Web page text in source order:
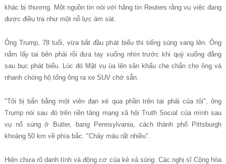
khác bị thương. Một nguồn tin nói với hãng tin Reuters rằng vụ việc đang
được điều tra nhưmột nỗl ực ám sát.
Ông Trump, 78 tuổi, vừa bắtđầu phát biểu thì tiếng súng vang l ên.Ông
nắm l ấy tai bên phải rồiđưa tay xuống nhìn trước khi quỳxuốngđằng
sau bục phát biểu. Lúc đóMật vụ ùa l ên sân khấu che chắn choông và
nhanh chóng hộtống ông ra xe SUV chờ sẵn.
"Tôi bị bắn bằng một viênđạn xé qua phần trên tai phải của tôi",ông
Trump nói sau đótrên nền tảng mạng xãhội Truth Social của mình sau
vụnổsúngở Butler, bang Pennsylvania, cách thành phố Pittsburgh
khoảng 50 km vềphía bắc. "Chảy máu rất nhiều".
Hiện chưa rõ danh tính và động cơ của kẻxảsúng. Các nghị sĩ Cộng hòa